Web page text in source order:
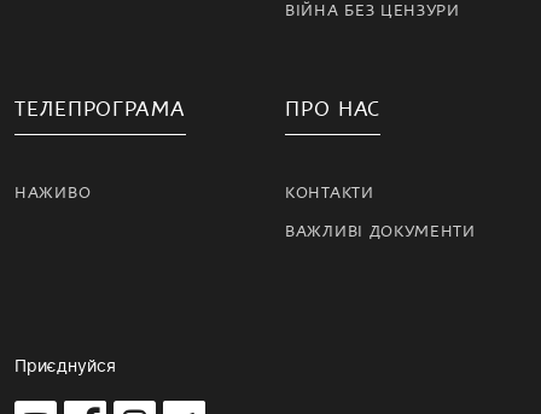
ВІЙНА БЕЗ ЦЕНЗУРИ
ТЕЛЕПРОГРАМА
НАЖИВО
ПРО НАС
КОНТАКТИ
ВАЖЛИВІ ДОКУМЕНТИ
Приєднуйся